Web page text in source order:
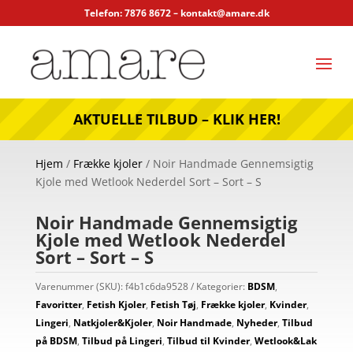
Telefon: 7876 8672 – kontakt@amare.dk
AKTUELLE TILBUD – KLIK HER!
Hjem / Frække kjoler/ Noir Handmade Gennemsigtig
Kjole med Wetlook Nederdel Sort – Sort – S
Noir Handmade Gennemsigtig
Kjole med Wetlook Nederdel
Sort – Sort – S
Varenummer (SKU): f4b1c6da9528 Kategorier: BDSM,
Favoritter, Fetish Kjoler, Fetish Tøj, Frække kjoler, Kvinder,
Lingeri, Natkjoler&Kjoler, Noir Handmade, Nyheder, Tilbud
på BDSM, Tilbud på Lingeri, Tilbud til Kvinder, Wetlook&Lak